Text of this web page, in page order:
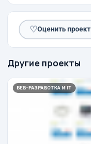
♡Оценить проект
Другие проекты
ВЕБ-РАЗРАБОТКА И IT